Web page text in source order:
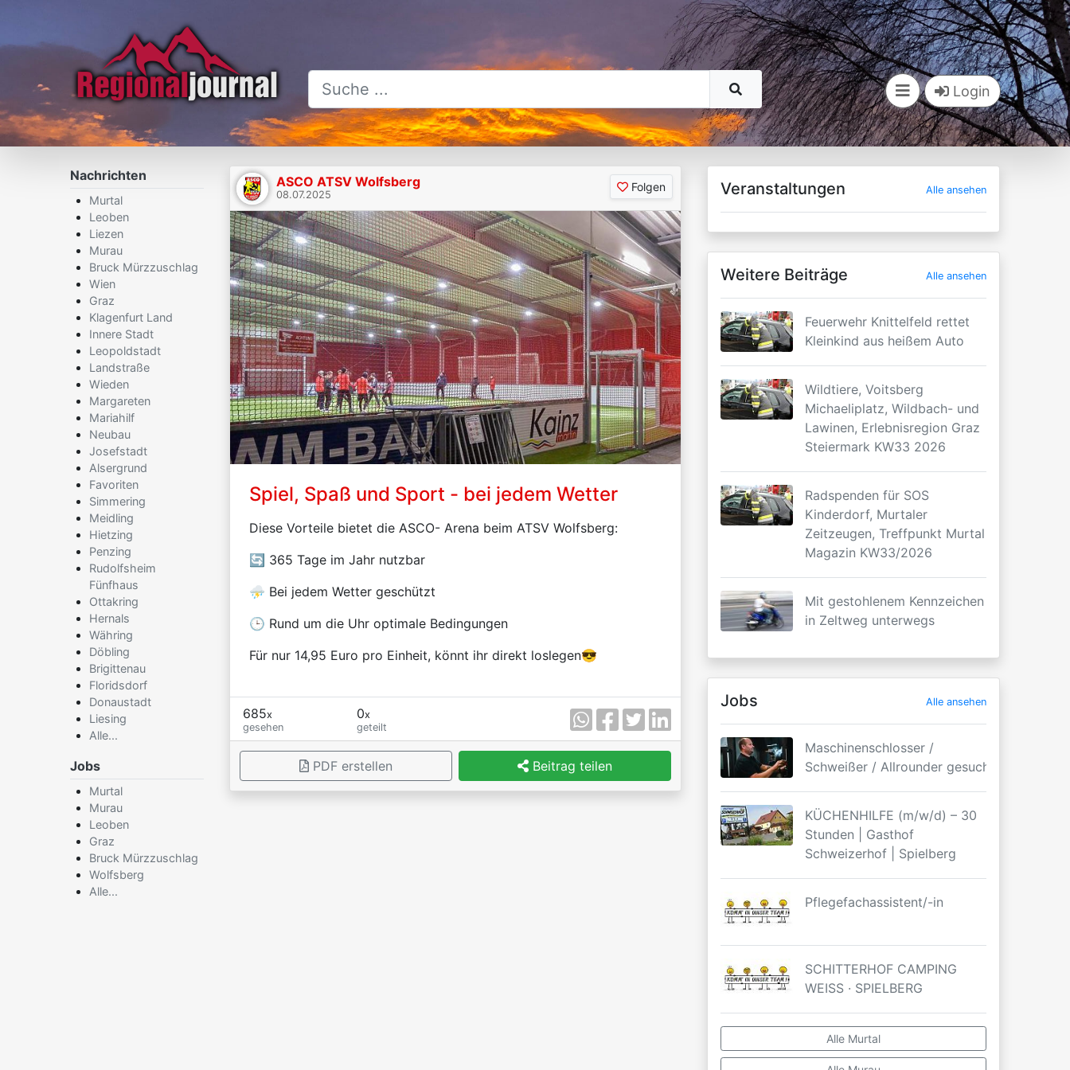
Login
Nachrichten
Murtal
Leoben
Liezen
Murau
Bruck Mürzzuschlag
Wien
Graz
Klagenfurt Land
Innere Stadt
Leopoldstadt
Landstraße
Wieden
Margareten
Mariahilf
Neubau
Josefstadt
Alsergrund
Favoriten
Simmering
Meidling
Hietzing
Penzing
Rudolfsheim
Fünfhaus
Ottakring
Hernals
Währing
Döbling
Brigittenau
Floridsdorf
Donaustadt
Liesing
Alle...
Jobs
Murtal
Murau
Leoben
Graz
Bruck Mürzzuschlag
Wolfsberg
Alle...
ASCO ATSV Wolfsberg
08.07.2025
Folgen
Spiel, Spaß und Sport - bei jedem Wetter
Diese Vorteile bietet die ASCO- Arena beim ATSV Wolfsberg:
🔄 365 Tage im Jahr nutzbar
⛈️ Bei jedem Wetter geschützt
🕒 Rund um die Uhr optimale Bedingungen
Für nur 14,95 Euro pro Einheit, könnt ihr direkt loslegen😎
685x
gesehen
0x
geteilt
PDF erstellen Beitrag teilen
Veranstaltungen Alle ansehen
Weitere Beiträge Alle ansehen
Feuerwehr Knittelfeld rettet
Kleinkind aus heißem Auto
Wildtiere, Voitsberg
Michaeliplatz, Wildbach- und
Lawinen, Erlebnisregion Graz
Steiermark KW33 2026
Radspenden für SOS
Kinderdorf, Murtaler
Zeitzeugen, Treffpunkt Murtal
Magazin KW33/2026
Mit gestohlenem Kennzeichen
in Zeltweg unterwegs
Jobs Alle ansehen
Maschinenschlosser /
Schweißer / Allrounder gesucht
KÜCHENHILFE (m/w/d) – 30
Stunden | Gasthof
Schweizerhof | Spielberg
Pflegefachassistent/-in
SCHITTERHOF CAMPING
WEISS · SPIELBERG
Alle Murtal